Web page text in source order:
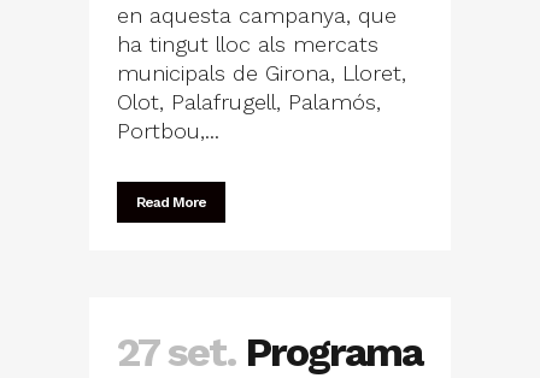
en aquesta campanya, que
ha tingut lloc als mercats
municipals de Girona, Lloret,
Olot, Palafrugell, Palamós,
Portbou,...
Read More
27 set. Programa